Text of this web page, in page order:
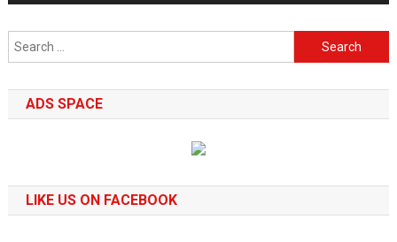
Search
for:
ADS SPACE
LIKE US ON FACEBOOK